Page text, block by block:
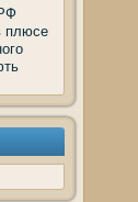
плюсе